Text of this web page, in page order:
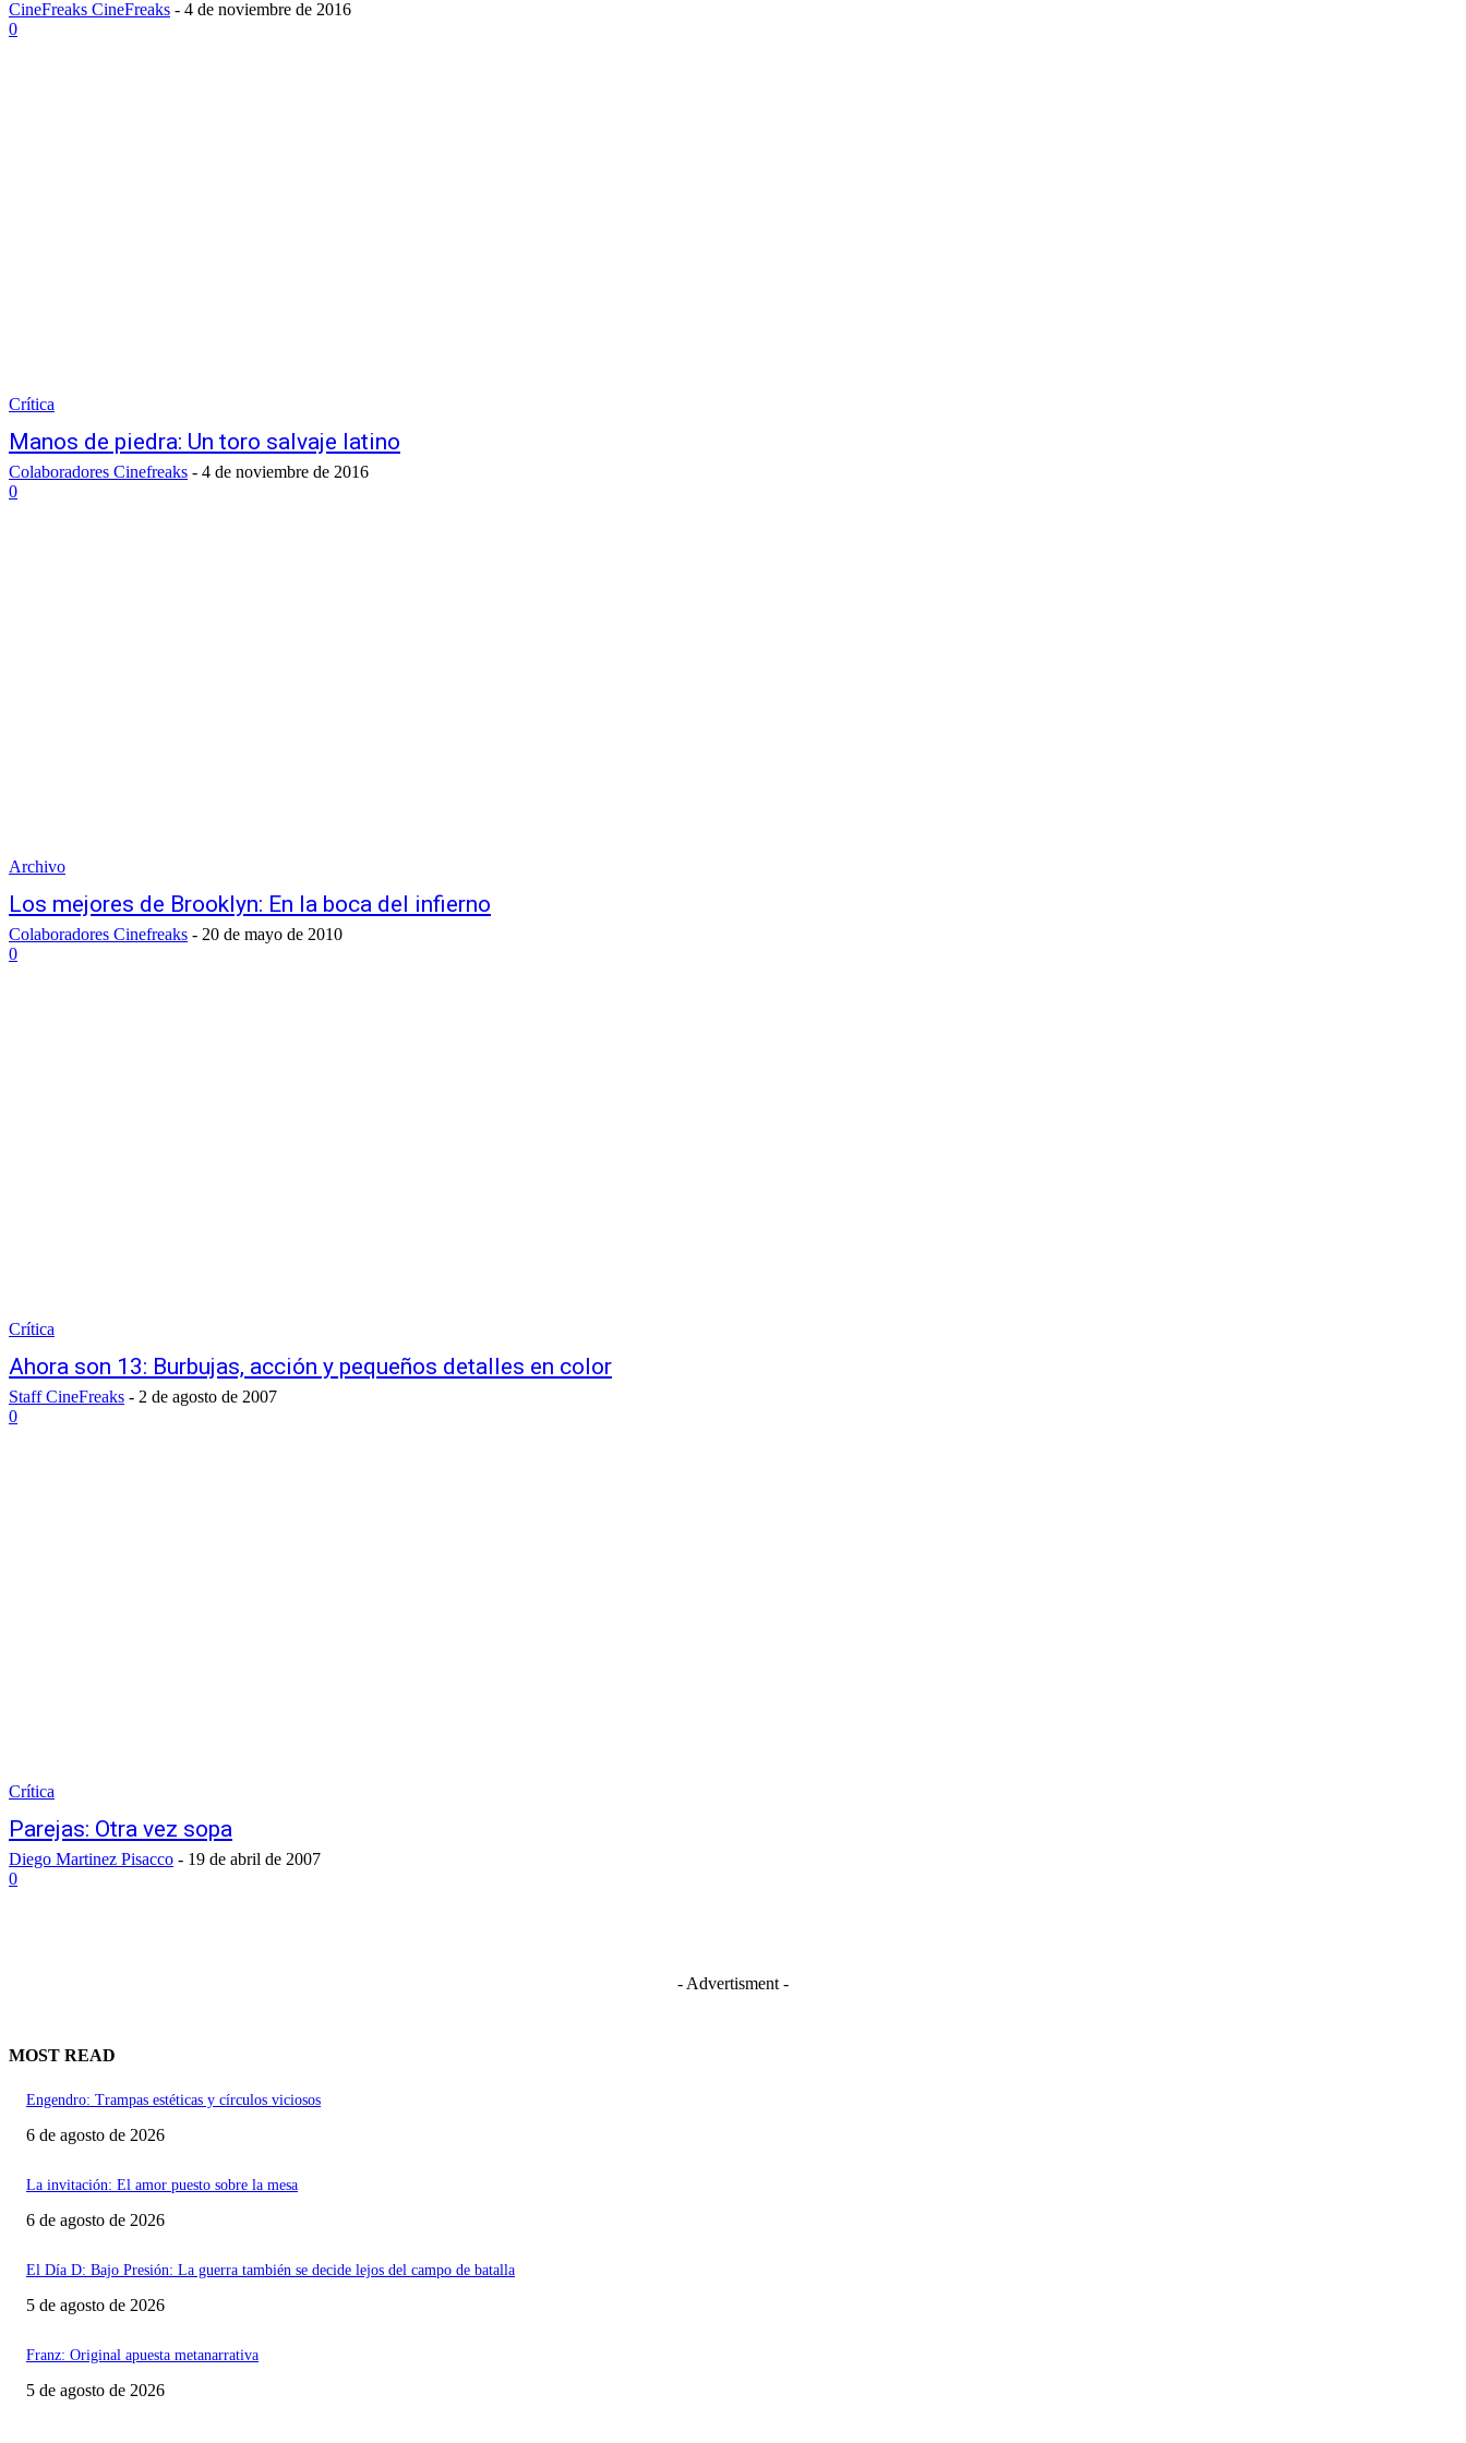
CineFreaks CineFreaks - 4 de noviembre de 2016
0
Crítica
Manos de piedra: Un toro salvaje latino
Colaboradores Cinefreaks - 4 de noviembre de 2016
0
Archivo
Los mejores de Brooklyn: En la boca del infierno
Colaboradores Cinefreaks - 20 de mayo de 2010
0
Crítica
Ahora son 13: Burbujas, acción y pequeños detalles en color
Staff CineFreaks - 2 de agosto de 2007
0
Crítica
Parejas: Otra vez sopa
Diego Martinez Pisacco - 19 de abril de 2007
0
- Advertisment -
MOST READ
Engendro: Trampas estéticas y círculos viciosos
6 de agosto de 2026
La invitación: El amor puesto sobre la mesa
6 de agosto de 2026
El Día D: Bajo Presión: La guerra también se decide lejos del campo de batalla
5 de agosto de 2026
Franz: Original apuesta metanarrativa
5 de agosto de 2026